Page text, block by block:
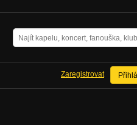
Zaregistrovat